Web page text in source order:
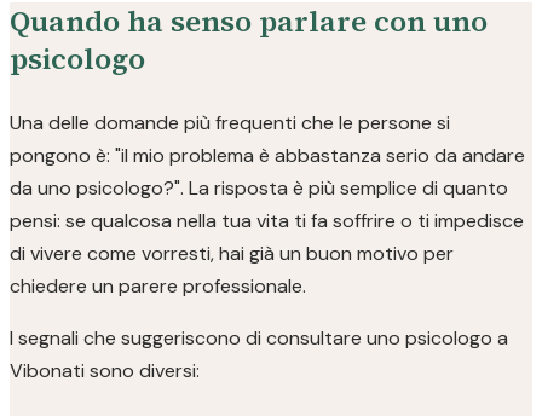
Quando ha senso parlare con uno
psicologo
Una delle domande più frequenti che le persone si
pongono è: "il mio problema è abbastanza serio da andare
da uno psicologo?". La risposta è più semplice di quanto
pensi: se qualcosa nella tua vita ti fa soffrire o ti impedisce
di vivere come vorresti, hai già un buon motivo per
chiedere un parere professionale.
I segnali che suggeriscono di consultare uno psicologo a
Vibonati sono diversi: